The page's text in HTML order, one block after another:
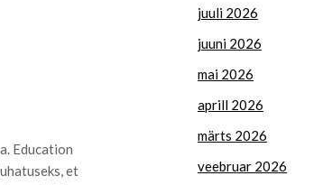
Education
et
juuli 2026
juuni 2026
mai 2026
aprill 2026
märts 2026
veebruar 2026